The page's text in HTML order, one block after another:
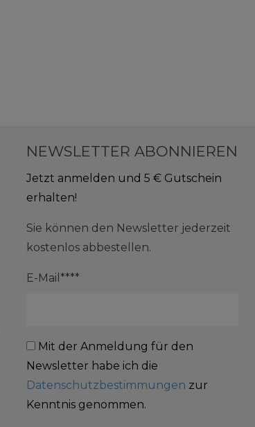
NEWSLETTER ABONNIEREN
Jetzt anmelden und 5 € Gutschein
erhalten!
Sie können den Newsletter jederzeit
kostenlos abbestellen.
E-Mail****
Mit der Anmeldung für den
Newsletter habe ich die
Datenschutzbestimmungen zur
Kenntnis genommen.